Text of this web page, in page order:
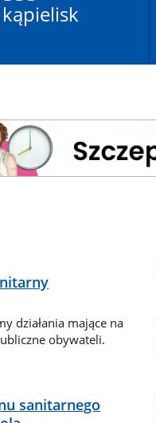
działania mające na
obywateli.
sanitarnego